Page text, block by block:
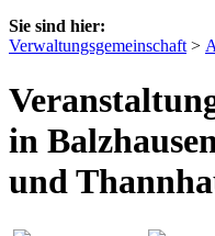
Sie sind hier:
Verwaltungsgemeinschaft >
in
und